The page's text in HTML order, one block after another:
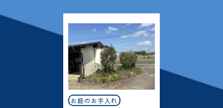
と樹木の健やかな成長を
サポー
お庭のお手入れ